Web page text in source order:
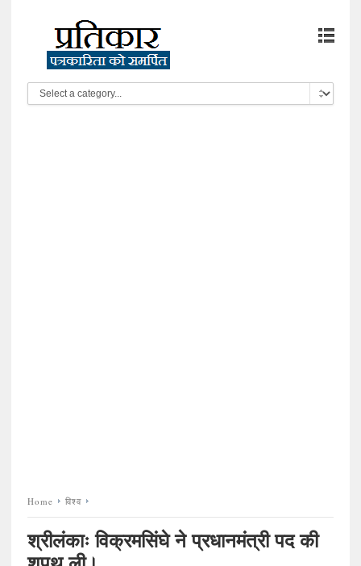
Home विश्व
श्रीलंकाः विक्रमसिंघे ने प्रधानमंत्री पद की